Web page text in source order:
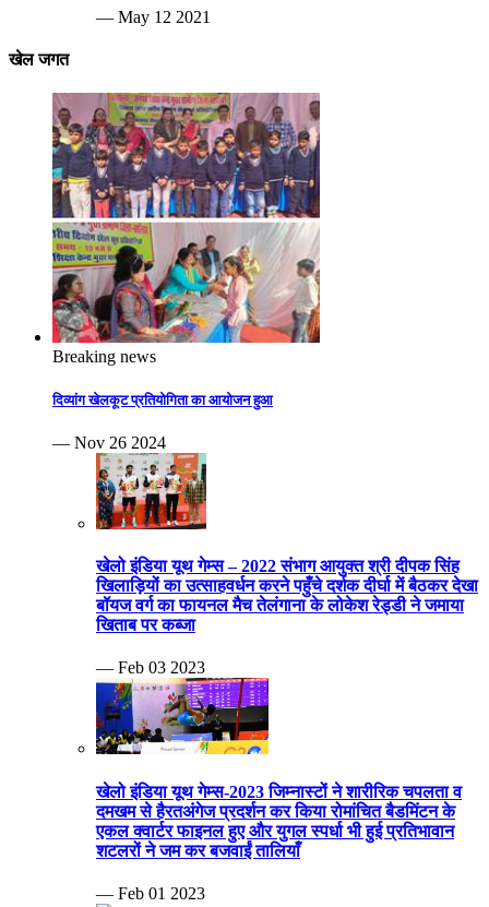
— May 12 2021
खेल जगत
Breaking news
दिव्यांग खेलकूट प्रतियोगिता का आयोजन हुआ
— Nov 26 2024
खेलो इंडिया यूथ गेम्स – 2022 संभाग आयुक्त श्री दीपक सिंह
खिलाड़ियों का उत्साहवर्धन करने पहुँचे दर्शक दीर्घा में बैठकर देखा
बॉयज वर्ग का फायनल मैच तेलंगाना के लोकेश रेड्डी ने जमाया
खिताब पर कब्जा
— Feb 03 2023
खेलो इंडिया यूथ गेम्स-2023 जिम्नास्टों ने शारीरिक चपलता व
दमखम से हैरतअंगेज प्रदर्शन कर किया रोमांचित बैडमिंटन के
एकल क्वार्टर फाइनल हुए और युगल स्पर्धा भी हुई प्रतिभावान
शटलरों ने जम कर बजवाईं तालियाँ
— Feb 01 2023